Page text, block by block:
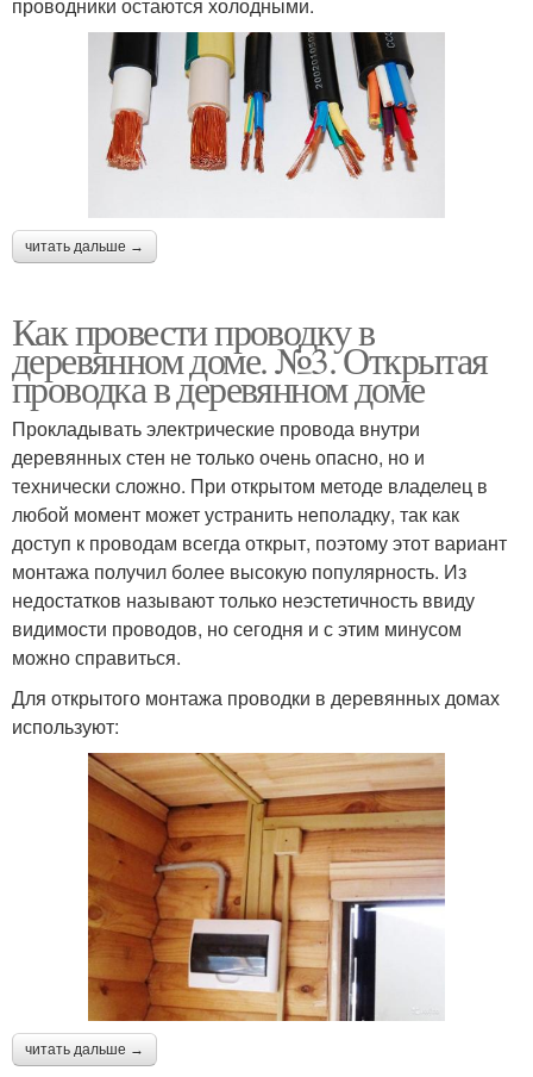
читать дальше →
Как провести проводку в
деревянном доме. №3. Открытая
проводка в деревянном доме
Прокладывать электрические провода внутри
деревянных стен не только очень опасно, но и
технически сложно. При открытом методе владелец в
любой момент может устранить неполадку, так как
доступ к проводам всегда открыт, поэтому этот вариант
монтажа получил более высокую популярность. Из
недостатков называют только неэстетичность ввиду
видимости проводов, но сегодня и с этим минусом
можно справиться.
Для открытого монтажа проводки в деревянных домах
используют:
читать дальше →